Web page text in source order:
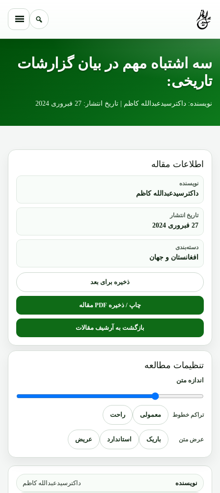
سه اشتباه مهم در بیان گزارشات
تاریخی:
نویسنده: داکترسیدعبدالله کاظم | تاریخ انتشار: 27 فبروری 2024
نویسنده داکترسیدعبدالله کاظم
اطلاعات مقاله
نویسنده
داکترسیدعبدالله کاظم
تاریخ انتشار
27 فبروری 2024
دسته‌بندی
افغانستان و جهان
ذخیره برای بعد
چاپ / ذخیره PDF مقاله
بازگشت به آرشیف مقالات
تنظیمات مطالعه
اندازه متن
تراکم خطوط معمولی راحت
عرض متن باریک استاندارد عریض